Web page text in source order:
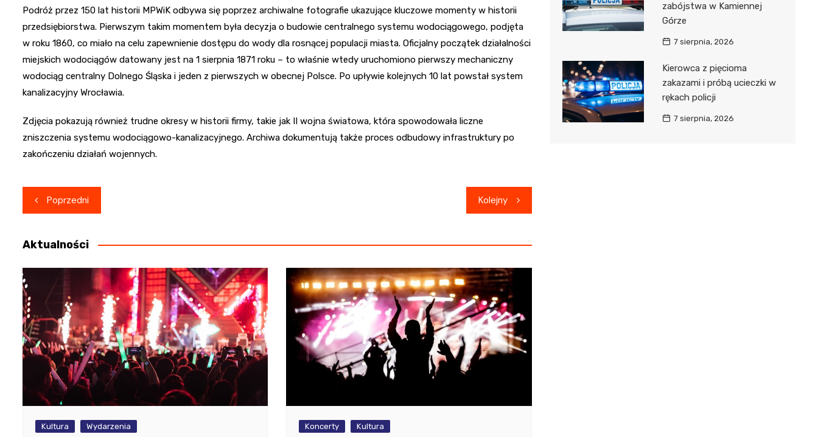
Podróż przez 150 lat historii MPWiK odbywa się poprzez archiwalne fotografie ukazujące kluczowe momenty w historii
przedsiębiorstwa. Pierwszym takim momentem była decyzja o budowie centralnego systemu wodociągowego, podjęta
w roku 1860, co miało na celu zapewnienie dostępu do wody dla rosnącej populacji miasta. Oficjalny początek działalności
miejskich wodociągów datowany jest na 1 sierpnia 1871 roku – to właśnie wtedy uruchomiono pierwszy mechaniczny
wodociąg centralny Dolnego Śląska i jeden z pierwszych w obecnej Polsce. Po upływie kolejnych 10 lat powstał system
kanalizacyjny Wrocławia.
Zdjęcia pokazują również trudne okresy w historii firmy, takie jak II wojna światowa, która spowodowała liczne
zniszczenia systemu wodociągowo-kanalizacyjnego. Archiwa dokumentują także proces odbudowy infrastruktury po
zakończeniu działań wojennych.
Nawigacja
wpisu
Poprzedni Kolejny
Aktualności
Kultura Wydarzenia Koncerty Kultura
zabójstwa w Kamiennej
Górze
7 sierpnia, 2026
Kierowca z pięcioma
zakazami i próbą ucieczki w
rękach policji
7 sierpnia, 2026